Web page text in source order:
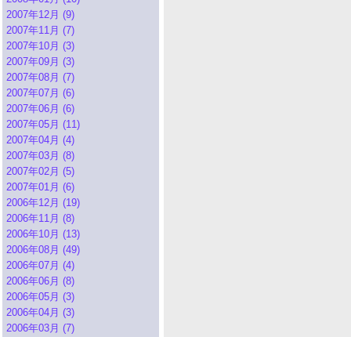
2007年12月 (9)
2007年11月 (7)
2007年10月 (3)
2007年09月 (3)
2007年08月 (7)
2007年07月 (6)
2007年06月 (6)
2007年05月 (11)
2007年04月 (4)
2007年03月 (8)
2007年02月 (5)
2007年01月 (6)
2006年12月 (19)
2006年11月 (8)
2006年10月 (13)
2006年08月 (49)
2006年07月 (4)
2006年06月 (8)
2006年05月 (3)
2006年04月 (3)
2006年03月 (7)